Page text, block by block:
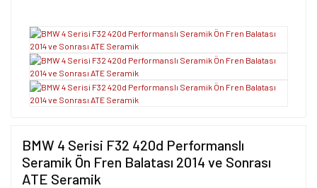
BMW 4 Serisi F32 420d Performanslı
Seramik Ön Fren Balatası 2014 ve Sonrası
ATE Seramik